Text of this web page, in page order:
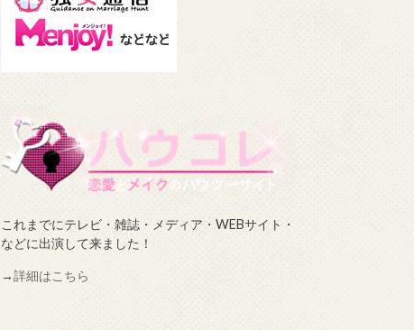
これまでにテレビ・雑誌・メディア・WEBサイト・
などに出演して来ました！
→詳細はこちら